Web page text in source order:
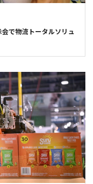
で物流トータルソリュ